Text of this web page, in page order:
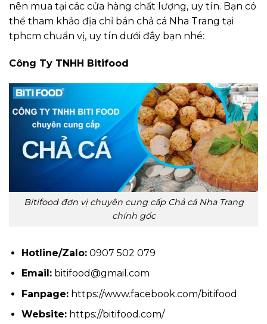
nên mua tại các cửa hàng chất lượng, uy tín. Bạn có
thể tham khảo địa chỉ bán chả cá Nha Trang tại
tphcm chuẩn vị, uy tín dưới đây bạn nhé:
Công Ty TNHH Bitifood
Bitifood đơn vị chuyên cung cấp Chả cá Nha Trang
chính gốc
Hotline/Zalo:0907 502 079
Email:bitifood@gmail.com
Fanpage:https://www.facebook.com/bitifood
Website:https://bitifood.com/